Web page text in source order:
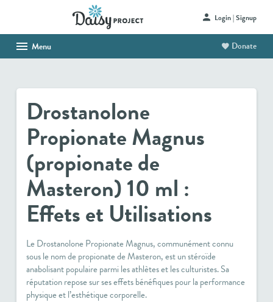
Login | Signup
Menu
SHOP
HAITI PROJECT
CONTACT
Donate
Drostanolone
Propionate Magnus
(propionate de
Masteron) 10 ml :
Effets et Utilisations
LeDrostanolone Propionate Magnus, communément connu
sous le nom depropionate de Masteron, est un stéroïde
anabolisant populaire parmi les athlètes et les culturistes. Sa
réputation repose sur ses effets bénéfiques pour la performance
physique et l’esthétique corporelle.